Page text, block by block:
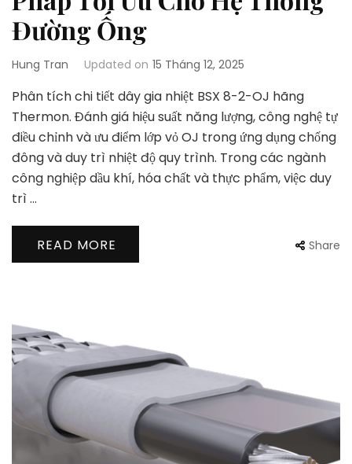
Đường Ống
Hung Tran Updated on 15 Tháng 12, 2025
Phân tích chi tiết dây gia nhiệt BSX 8-2-OJ hãng
Thermon. Đánh giá hiệu suất năng lượng, công nghệ tự
điều chỉnh và ưu điểm lớp vỏ OJ trong ứng dụng chống
đông và duy trì nhiệt độ quy trình. Trong các ngành
công nghiệp dầu khí, hóa chất và thực phẩm, việc duy
trì …
READ MORE Share